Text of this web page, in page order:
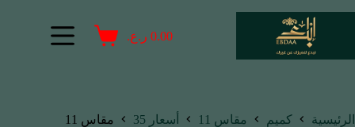
0.00 ر.ع.
الرئيسية كميم مقاس 11 أسعار 35 مقاس 11